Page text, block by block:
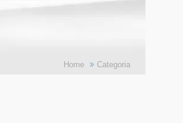
Home Categoria